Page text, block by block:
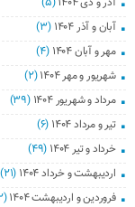
آبان و آذر ۱۴۰۴
(۳)
مهر و آبان ۱۴۰۴
(۴)
شهریور و مهر ۱۴۰۴
(۲)
مرداد و شهریور ۱۴۰۴
(۳۹)
تیر و مرداد ۱۴۰۴
(۶)
خرداد و تیر ۱۴۰۴
(۴۹)
اردیبهشت و خرداد ۱۴۰۴
(۲۱)
فروردین و اردیبهشت ۱۴۰۴
(۲)